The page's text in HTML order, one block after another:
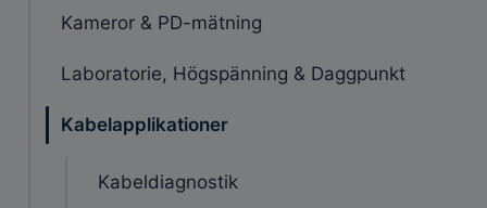
Kameror & PD-mätning
Laboratorie, Högspänning & Daggpunkt
Kabelapplikationer
Kabeldiagnostik